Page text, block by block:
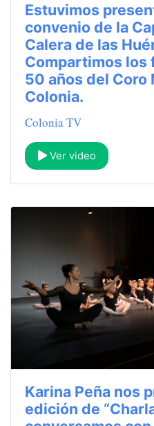
Estuvimos
convenio de la
Calera de las
Compartimos los
50 años del Coro
Colonia.
Colonia TV
Ver video
Karina Peña nos
edición de